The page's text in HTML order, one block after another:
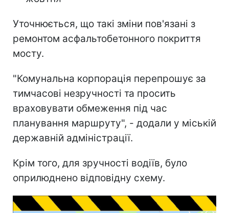
Уточнюється, що такі зміни пов'язані з
ремонтом асфальтобетонного покриття
мосту.
"Комунальна корпорація перепрошує за
тимчасові незручності та просить
враховувати обмеження під час
планування маршруту", - додали у міській
державній адміністрації.
Крім того, для зручності водіїв, було
оприлюднено відповідну схему.